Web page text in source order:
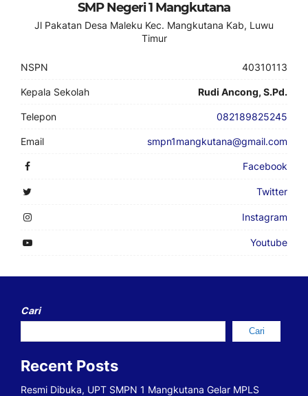
SMP Negeri 1 Mangkutana
Jl Pakatan Desa Maleku Kec. Mangkutana Kab, Luwu
Timur
NSPN 40310113
Kepala Sekolah Rudi Ancong, S.Pd.
Telepon 082189825245
Email smpn1mangkutana@gmail.com
Facebook
Twitter
Instagram
Youtube
Cari
Cari
Recent Posts
Resmi Dibuka, UPT SMPN 1 Mangkutana Gelar MPLS